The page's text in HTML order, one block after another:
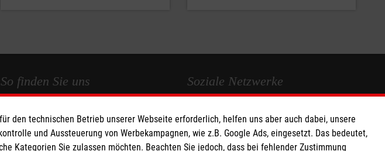
So finden Sie uns
Malteser Landesgeschäftsstelle
Niedersachsen
Grupenstraße 4
Soziale Netzwerke
den technischen Betrieb unserer Webseite erforderlich, helfen uns aber auch dabei, unsere
und Aussteuerung von Werbekampagnen, wie z.B. Google Ads, eingesetzt. Das bedeutet,
Kategorien Sie zulassen möchten. Beachten Sie jedoch, dass bei fehlender Zustimmung